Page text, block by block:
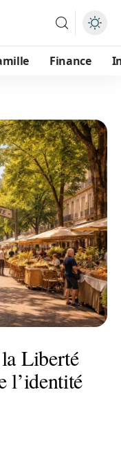
Finance
Liberté
l’identité